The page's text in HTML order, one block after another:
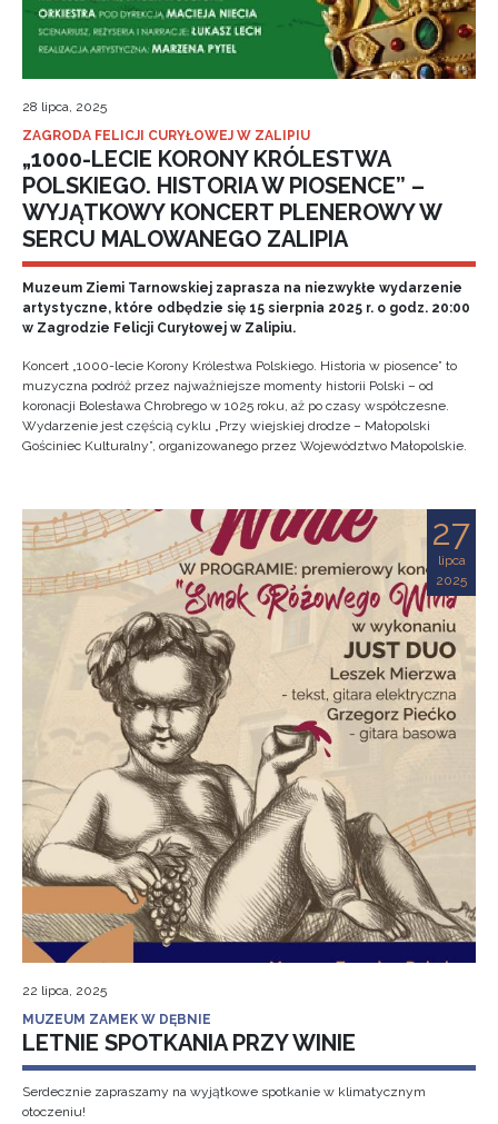
28 lipca, 2025
ZAGRODA FELICJI CURYŁOWEJ W ZALIPIU
„1000-LECIE KORONY KRÓLESTWA
POLSKIEGO. HISTORIA W PIOSENCE” –
WYJĄTKOWY KONCERT PLENEROWY W
SERCU MALOWANEGO ZALIPIA
Muzeum Ziemi Tarnowskiej zaprasza na niezwykłe wydarzenie
artystyczne, które odbędzie się 15 sierpnia 2025 r. o godz. 20:00
w Zagrodzie Felicji Curyłowej w Zalipiu.
Koncert „1000-lecie Korony Królestwa Polskiego. Historia w piosence” to
muzyczna podróż przez najważniejsze momenty historii Polski – od
koronacji Bolesława Chrobrego w 1025 roku, aż po czasy współczesne.
Wydarzenie jest częścią cyklu „Przy wiejskiej drodze – Małopolski
Gościniec Kulturalny”, organizowanego przez Województwo Małopolskie.
27
lipca
2025
22 lipca, 2025
MUZEUM ZAMEK W DĘBNIE
LETNIE SPOTKANIA PRZY WINIE
Serdecznie zapraszamy na wyjątkowe spotkanie w klimatycznym
otoczeniu!